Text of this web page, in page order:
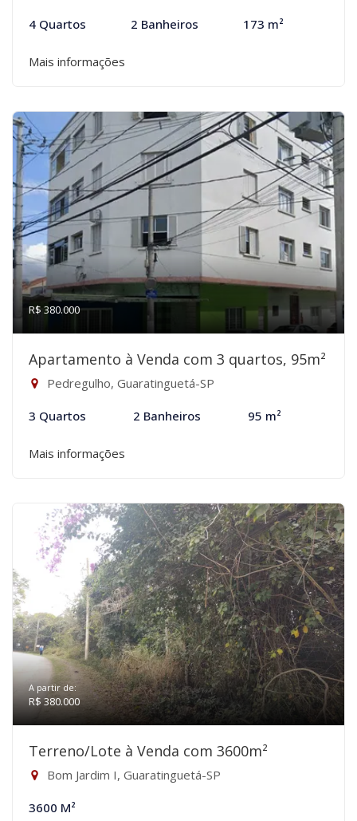
4 Quartos 2 Banheiros 173 m²
Mais informações
R$ 380.000
Apartamento à Venda com 3 quartos, 95m²
Pedregulho, Guaratinguetá-SP
3 Quartos 2 Banheiros 95 m²
Mais informações
A partir de:
R$ 380.000
Terreno/Lote à Venda com 3600m²
Bom Jardim I, Guaratinguetá-SP
3600 M²